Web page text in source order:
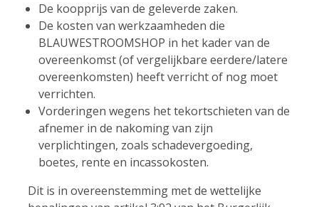
De koopprijs van de geleverde zaken.
De kosten van werkzaamheden die
BLAUWESTROOMSHOP in het kader van de
overeenkomst (of vergelijkbare eerdere/latere
overeenkomsten) heeft verricht of nog moet
verrichten.
Vorderingen wegens het tekortschieten van de
afnemer in de nakoming van zijn
verplichtingen, zoals schadevergoeding,
boetes, rente en incassokosten.
Dit is in overeenstemming met de wettelijke